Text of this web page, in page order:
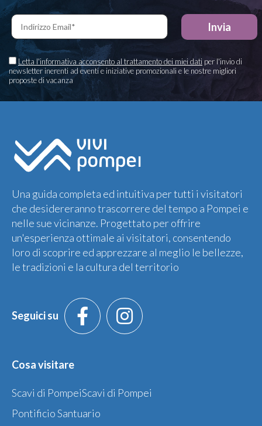
Letta l'informativa acconsento al trattamento dei miei dati per l'invio di
newsletter inerenti ad eventi e iniziative promozionali e le nostre migliori
proposte di vacanza
Una guida completa ed intuitiva per tutti i visitatori
che desidereranno trascorrere del tempo a Pompei e
nelle sue vicinanze. Progettato per offrire
un'esperienza ottimale ai visitatori, consentendo
loro di scoprire ed apprezzare al meglio le bellezze,
le tradizioni e la cultura del territorio
Seguici su
Cosa visitare
Scavi di PompeiScavi di Pompei
Pontificio Santuario